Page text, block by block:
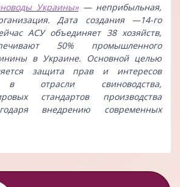
Украины» — неприбыльная,
Дата создания —14-го
АСУ объединяет 38 хозяйств,
50% промышленного
в Украине. Основной целью
защита прав и интересов
в отрасли свиноводства,
стандартов производства
внедрению современных